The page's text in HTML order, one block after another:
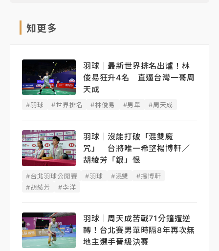
知更多
羽球｜最新世界排名出爐！林
俊易狂升4名 直逼台灣一哥周
天成
#羽球 #世界排名 #林俊易 #男單 #周天成
羽球｜沒能打破「混雙魔
咒」 台將唯一希望楊博軒／
胡綾芳「銀」恨
#台北羽球公開賽 #羽球 #混雙
#揚博軒
#胡綾芳
#李洋
羽球｜周天成苦戰71分鐘遭逆
轉！台北賽男單時隔8年再次無
地主選手晉級決賽